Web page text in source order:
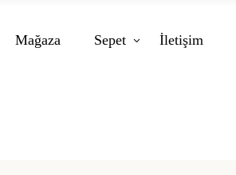
Mağaza Sepet İletişim